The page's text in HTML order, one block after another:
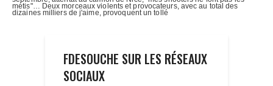
FDESOUCHE SUR LES RÉSEAUX
SOCIAUX